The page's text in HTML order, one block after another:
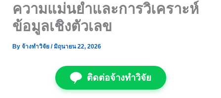
ความแม่นยำและการวิเคราะห์
ข้อมูลเชิงตัวเลข
By จ้างทำวิจัย /มิถุนายน 22, 2026
ติดต่อจ้างทำวิจัย